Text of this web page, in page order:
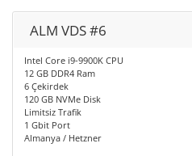
ALM VDS #6
Intel Core i9-9900K CPU
12 GB DDR4 Ram
6 Çekirdek
120 GB NVMe Disk
Limitsiz Trafik
1 Gbit Port
Almanya / Hetzner